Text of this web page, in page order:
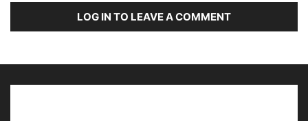
LOG IN TO LEAVE A COMMENT